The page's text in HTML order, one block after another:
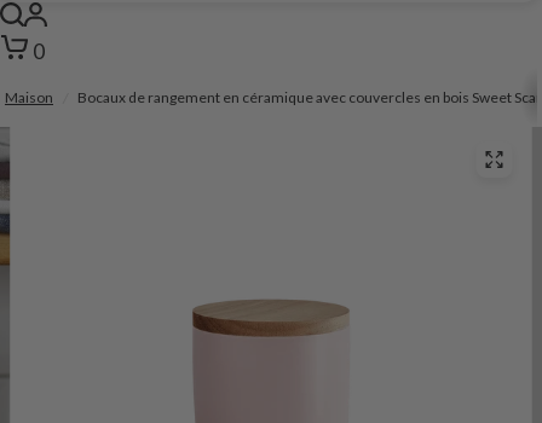
0
Maison Bocaux de rangement en céramique avec couvercles en bois Sweet